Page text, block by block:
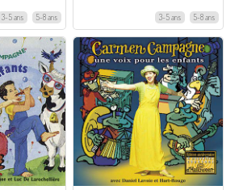
3-5 ans 5-8 ans 3-5 ans 5-8 ans